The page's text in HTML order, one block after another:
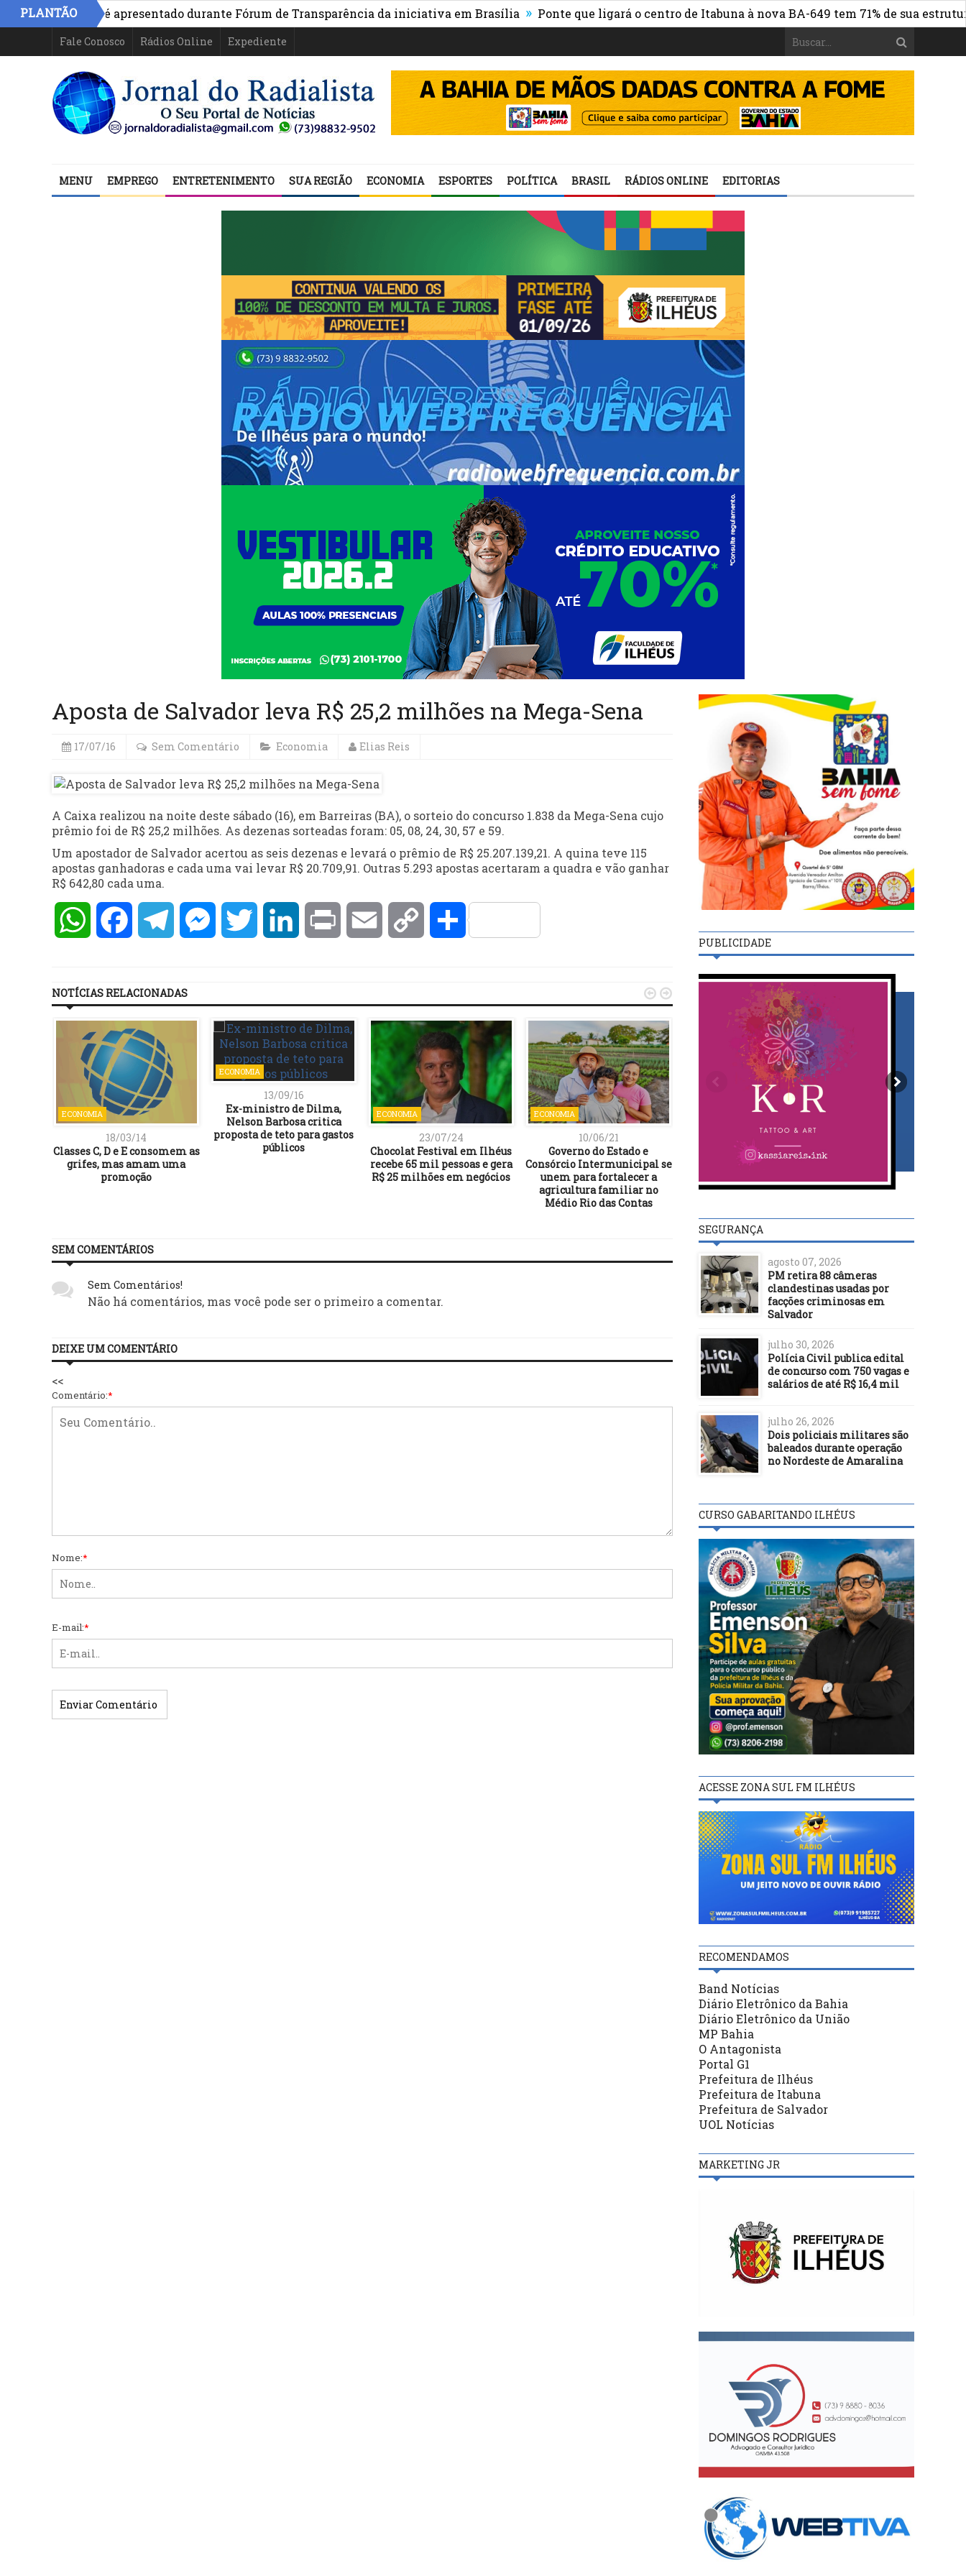
PLANTÃO
na Bahia é apresentado durante Fórum de Transparência da iniciativa em Brasília » Ponte que ligará o centro de Itabuna à nova BA-649 tem 71% de sua estrutura de
Fale Conosco Rádios Online Expediente
MENU EMPREGO ENTRETENIMENTO SUA REGIÃO ECONOMIA ESPORTES POLÍTICA BRASIL RÁDIOS ONLINE EDITORIAS
Aposta de Salvador leva R$ 25,2 milhões na Mega-Sena
17/07/16 Sem Comentário Economia Elias Reis
A Caixa realizou na noite deste sábado (16), em Barreiras (BA), o sorteio do concurso 1.838 da Mega-Sena cujo
prêmio foi de R$ 25,2 milhões. As dezenas sorteadas foram: 05, 08, 24, 30, 57 e 59.
Um apostador de Salvador acertou as seis dezenas e levará o prêmio de R$ 25.207.139,21. A quina teve 115
apostas ganhadoras e cada uma vai levar R$ 20.709,91. Outras 5.293 apostas acertaram a quadra e vão ganhar
R$ 642,80 cada uma.
WhatsAppFacebookTelegramMessengerTwitter LinkedInPrint Email Copy Compartilhar
NOTÍCIAS RELACIONADAS
ECONOMIA
18/03/14
Classes C, D e E consomem as
grifes, mas amam uma
promoção
ECONOMIA
13/09/16
Ex-ministro de Dilma,
Nelson Barbosa critica
proposta de teto para gastos
públicos
ECONOMIA
23/07/24
Chocolat Festival em Ilhéus
recebe 65 mil pessoas e gera
R$ 25 milhões em negócios
ECONOMIA
10/06/21
Governo do Estado e
Consórcio Intermunicipal se
unem para fortalecer a
agricultura familiar no
Médio Rio das Contas
01/06/19
Governo quer aumentar
acompanhamento de
ECONOMIA
09/11/16
 
SEM COMENTÁRIOS
Sem Comentários!
Não há comentários, mas você pode ser o primeiro a comentar.
DEIXE UM COMENTÁRIO
<<
Comentário:*
Nome:*
E-mail:*
PUBLICIDADE
SEGURANÇA
agosto 07, 2026
PM retira 88 câmeras
clandestinas usadas por
facções criminosas em
Salvador
julho 30, 2026
Polícia Civil publica edital
de concurso com 750 vagas e
salários de até R$ 16,4 mil
julho 26, 2026
Dois policiais militares são
baleados durante operação
no Nordeste de Amaralina
CURSO GABARITANDO ILHÉUS
ACESSE ZONA SUL FM ILHÉUS
RECOMENDAMOS
Band Notícias
Diário Eletrônico da Bahia
Diário Eletrônico da União
MP Bahia
O Antagonista
Portal G1
Prefeitura de Ilhéus
Prefeitura de Itabuna
Prefeitura de Salvador
UOL Notícias
MARKETING JR